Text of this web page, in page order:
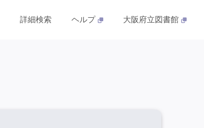
詳細検索 ヘルプ 大阪府立図書館